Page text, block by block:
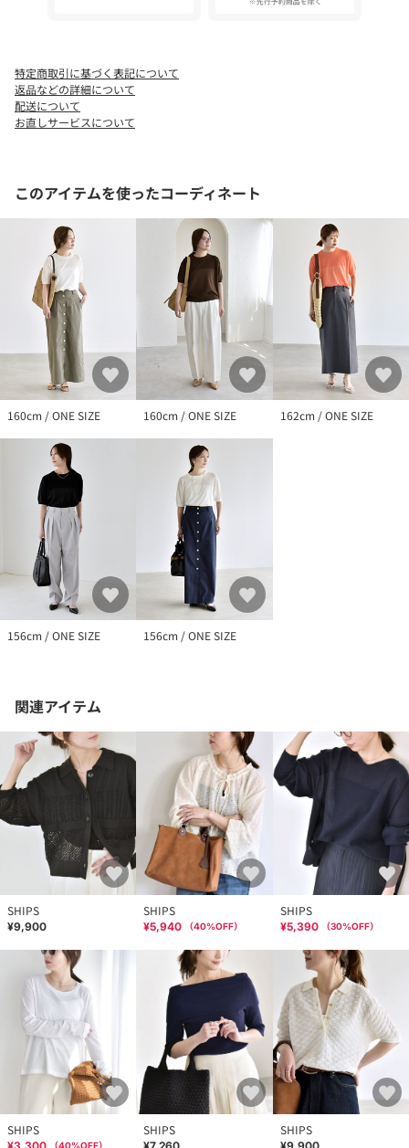
光沢感：無
裏地 ：無
水洗い：手洗い可
-------------------------------------
ンパクトな丈でした。袖丈は肘より少し上くらい。
着心地：薄手で程良いシアー感がありました。肌触りが良くさら
っとした生地感でした。
-------------------------------------
詳細着用スタッフ:162cm 着用サイズ:ONE SIZE
※EC限定レーベルのため、店舗での展開はございません。
※照明の関係やパソコン・スマートフォンなどの環境により、色
味が多少異なって見える場合があります。商品の色味は、詳細の
生地アップ画像をご参照ください。
確認の上、着用又はお取り扱い下さい。
※画像の商品はサンプルです。
実際の商品と仕様、加工、サイズが若干異なる場合がございま
特定商取引に基づく表記について
返品などの詳細について
配送について
お直しサービスについて
このアイテムを使ったコーディネート
160cm / ONE SIZE 160cm / ONE SIZE 162cm / ONE SIZE
156cm / ONE SIZE 156cm / ONE SIZE
関連アイテム
SHIPS
¥9,900
SHIPS
¥5,940 （40%OFF）
SHIPS
¥5,390 （30%OFF）
SHIPS
（40%OFF）
SHIPS SHIPS